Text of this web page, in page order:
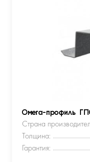
Омега-профиль
Страна
Толщина:
Гарантия: